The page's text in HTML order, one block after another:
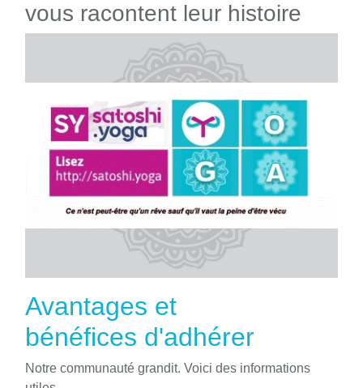
vous racontent leur histoire
Avantages et
bénéfices d'adhérer
Notre communauté grandit. Voici des informations